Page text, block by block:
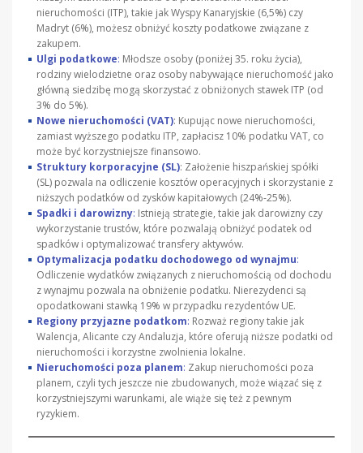
nieruchomości (ITP), takie jak Wyspy Kanaryjskie (6,5%) czy
Madryt (6%), możesz obniżyć koszty podatkowe związane z
zakupem.
Ulgi podatkowe: Młodsze osoby (poniżej 35. roku życia),
rodziny wielodzietne oraz osoby nabywające nieruchomość jako
główną siedzibę mogą skorzystać z obniżonych stawek ITP (od
3% do 5%).
Nowe nieruchomości (VAT): Kupując nowe nieruchomości,
zamiast wyższego podatku ITP, zapłacisz 10% podatku VAT, co
może być korzystniejsze finansowo.
Struktury korporacyjne (SL): Założenie hiszpańskiej spółki
(SL) pozwala na odliczenie kosztów operacyjnych i skorzystanie z
niższych podatków od zysków kapitałowych (24%-25%).
Spadki i darowizny: Istnieją strategie, takie jak darowizny czy
wykorzystanie trustów, które pozwalają obniżyć podatek od
spadków i optymalizować transfery aktywów.
Optymalizacja podatku dochodowego od wynajmu:
Odliczenie wydatków związanych z nieruchomością od dochodu
z wynajmu pozwala na obniżenie podatku. Nierezydenci są
opodatkowani stawką 19% w przypadku rezydentów UE.
Regiony przyjazne podatkom: Rozważ regiony takie jak
Walencja, Alicante czy Andaluzja, które oferują niższe podatki od
nieruchomości i korzystne zwolnienia lokalne.
Nieruchomości poza planem: Zakup nieruchomości poza
planem, czyli tych jeszcze nie zbudowanych, może wiązać się z
korzystniejszymi warunkami, ale wiąże się też z pewnym
ryzykiem.